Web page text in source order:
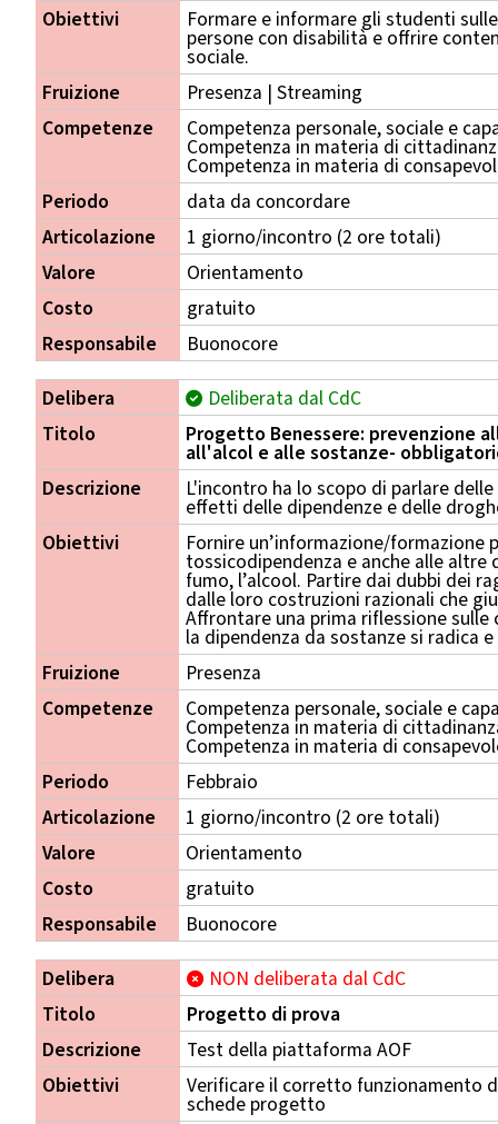
Obiettivi Formare e informare gli studenti
persone con disabilità e offrire
sociale.
Fruizione
Presenza | Streaming
Competenze
Competenza personale, sociale e
Competenza in materia di
Competenza in materia di
Periodo
data da concordare
Articolazione
1 giorno/incontro (2 ore totali)
Valore
Orientamento
Costo
gratuito
Responsabile
Buonocore
Delibera
Deliberata dal CdC
Titolo
Progetto Benessere: prevenzione
all'alcol e alle sostanze-
Descrizione
L'incontro ha lo scopo di parlare
effetti delle dipendenze e delle
Obiettivi
Fornire un’informazione/formazione
tossicodipendenza e anche alle
fumo, l’alcool. Partire dai dubbi dei
dalle loro costruzioni razionali che
Affrontare una prima riflessione
la dipendenza da sostanze si radica
Fruizione
Presenza
Competenze
Competenza personale, sociale e
Competenza in materia di
Competenza in materia di
Periodo
Febbraio
Articolazione
1 giorno/incontro (2 ore totali)
Valore
Orientamento
Costo
gratuito
Responsabile
Buonocore
Delibera
NON deliberata dal CdC
Titolo
Progetto di prova
Descrizione
Test della piattaforma AOF
Obiettivi
Verificare il corretto funzionamento
schede progetto